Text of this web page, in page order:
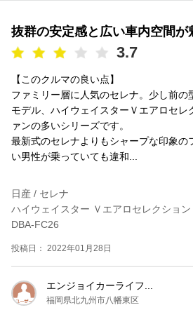
抜群の安定感と広い車内空間が
3.7
【このクルマの良い点】
ファミリー層に人気のセレナ。少し前の
モデル、ハイウェイスターＶエアロセレ
ァンの多いシリーズです。
最新式のセレナよりもシャープな印象の
い男性が乗っていても違和...
日産 / セレナ
ハイウェイスター Ｖエアロセレクション
DBA-FC26
投稿日： 2022年01月28日
エンジョイカーライフ...
福岡県北九州市八幡東区